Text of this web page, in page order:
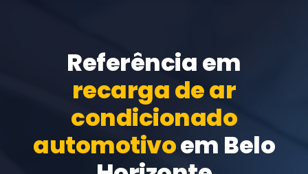
Referência em
recarga de ar
condicionado
automotivoem Belo